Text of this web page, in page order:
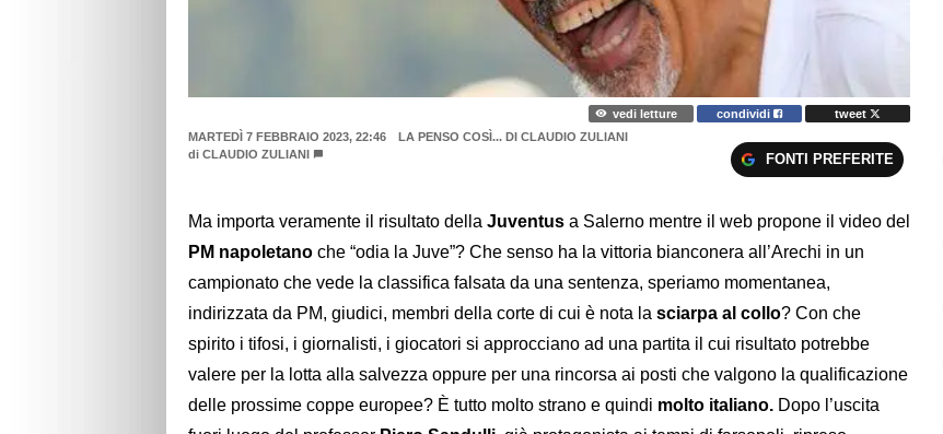
vedi letture condividi
tweet
MARTEDÌ 7 FEBBRAIO 2023, 22:46
LA PENSO COSÌ... DI CLAUDIO ZULIANI
di CLAUDIO ZULIANI FONTI PREFERITE
Ma importa veramente il risultato della Juventus a Salerno mentre il web propone il video del
PM napoletano che “odia la Juve”? Che senso ha la vittoria bianconera all’Arechi in un
campionato che vede la classifica falsata da una sentenza, speriamo momentanea,
indirizzata da PM, giudici, membri della corte di cui è nota la sciarpa al collo? Con che
spirito i tifosi, i giornalisti, i giocatori si approcciano ad una partita il cui risultato potrebbe
valere per la lotta alla salvezza oppure per una rincorsa ai posti che valgono la qualificazione
delle prossime coppe europee? È tutto molto strano e quindi molto italiano. Dopo l’uscita